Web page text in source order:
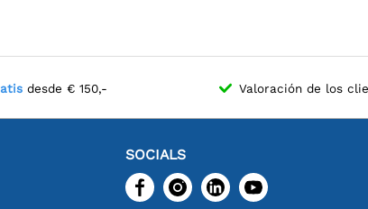
desde € 150,- Valoración de los
SOCIALS